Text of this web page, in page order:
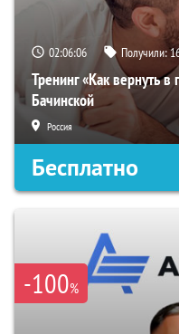
02:06:05 Получили:
Тренинг «Как вернуть в
Бачинской
Россия
Бесплатно
-100%